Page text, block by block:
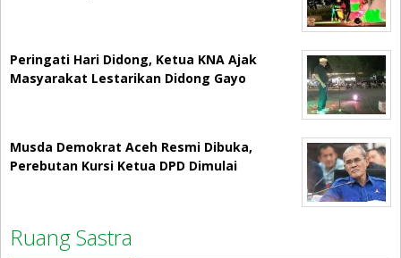
Peringati Hari Didong, Ketua KNA Ajak
Masyarakat Lestarikan Didong Gayo
Musda Demokrat Aceh Resmi Dibuka,
Perebutan Kursi Ketua DPD Dimulai
Ruang Sastra